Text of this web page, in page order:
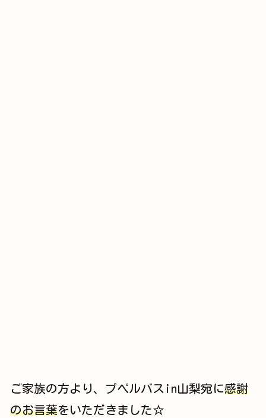
ご家族の方より、プペルバスin山梨宛に感謝
のお言葉をいただきました☆